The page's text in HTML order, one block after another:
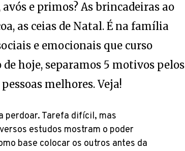
e primos? As brincadeiras ao
as ceias de Natal. É na família
e emocionais que curso
hoje, separamos 5 motivos pelos
melhores. Veja!
perdoar. Tarefa difícil, mas
estudos mostram o poder
base colocar os outros antes da